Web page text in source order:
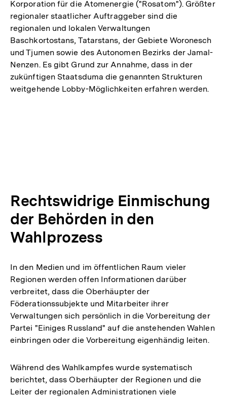
Korporation für die Atomenergie ("Rosatom"). Größter
regionaler staatlicher Auftraggeber sind die
regionalen und lokalen Verwaltungen
Baschkortostans, Tatarstans, der Gebiete Woronesch
und Tjumen sowie des Autonomen Bezirks der Jamal-
Nenzen. Es gibt Grund zur Annahme, dass in der
zukünftigen Staatsduma die genannten Strukturen
weitgehende Lobby-Möglichkeiten erfahren werden.
Rechtswidrige Einmischung
der Behörden in den
Wahlprozess
In den Medien und im öffentlichen Raum vieler
Regionen werden offen Informationen darüber
verbreitet, dass die Oberhäupter der
Föderationssubjekte und Mitarbeiter ihrer
Verwaltungen sich persönlich in die Vorbereitung der
Partei "Einiges Russland" auf die anstehenden Wahlen
einbringen oder die Vorbereitung eigenhändig leiten.
Während des Wahlkampfes wurde systematisch
berichtet, dass Oberhäupter der Regionen und die
Leiter der regionalen Administrationen viele